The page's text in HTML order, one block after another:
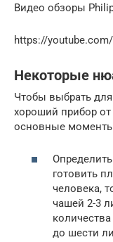
Видео обзоры
https://
Некоторые
Чтобы выбрать
хороший прибор
основные
готовить
человека,
чашей 2-3
до шести